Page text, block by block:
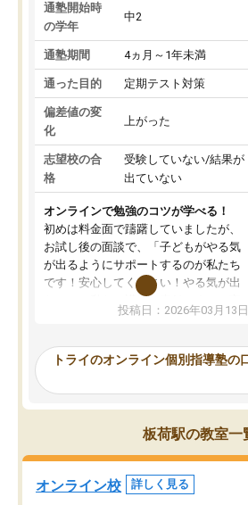
通塾開始時
の学年
中2
通塾期間 4ヵ月～1年未満
通った目的 定期テスト対策
偏差値の変
化
上がった
志望校の合
格
受験していない/結果が
出ていない
オンラインで勉強のコツが学べる！
初めは料金面で躊躇していましたが、
お試し後の面談で、「子どもがやる気
が出るようにサポートするのが私たち
です！安心してください！やる気が出
ないのは私たち講師の責任です」と言
ってくださり、確かに！と考えて、思
ったんですが、学生の先生から学ぶこ
み、徐々に成績が上がったらいいなと
思っていました。何が今足りないのか
を的確に指導いただき、子どももびっ
くりするほど楽しんでやる気を持って
塾を受けています。狙い通り、少しず
つ成績も上がり、苦手意識も無くなっ
てきたので、さらに苦手な数学も追加
投稿日：2026年03月13日
トライのオンライン個別指導塾の
板荷駅の教室一
オンライン校 詳しく見る